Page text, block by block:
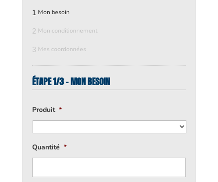
1 Mon besoin
2 Mon conditionnement
3 Mes coordonnées
ÉTAPE 1/3 - MON BESOIN
Produit *
Quantité *